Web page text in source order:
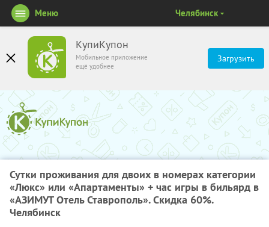
КупиКупон
Мобильное приложение
ещё удобнее
Загрузить
Меню Челябинск
Сутки проживания для двоих в номерах категории
«Люкс» или «Апартаменты» + час игры в бильярд в
«АЗИМУТ Отель Ставрополь». Скидка 60%.
Челябинск